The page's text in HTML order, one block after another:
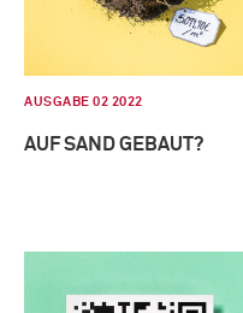
AUSGABE 02 2022
AUF SAND GEBAUT?